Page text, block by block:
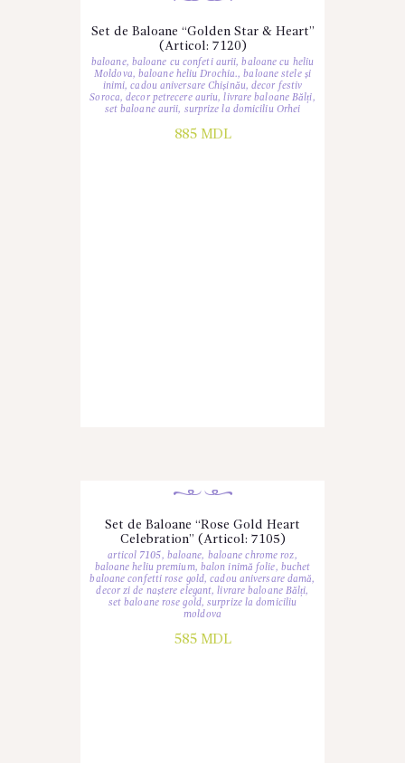
Set de Baloane “Golden Star & Heart”
(Articol: 7120)
baloane, baloane cu confeti aurii,baloane cu heliu
Moldova, baloane heliu Drochia.,baloane stele și
inimi,cadou aniversare Chișinău,decor festiv
Soroca,decor petrecere auriu,livrare baloane Bălți,
set baloane aurii, surprize la domiciliu Orhei
885 MDL
Set de Baloane “Rose Gold Heart
Celebration” (Articol: 7105)
articol 7105, baloane, baloane chrome roz,
baloane heliu premium, balon inimă folie, buchet
baloane confetti rose gold,cadou aniversare damă,
decor zi de naștere elegant,livrare baloane Bălți,
set baloane rose gold,surprize la domiciliu
moldova
585 MDL